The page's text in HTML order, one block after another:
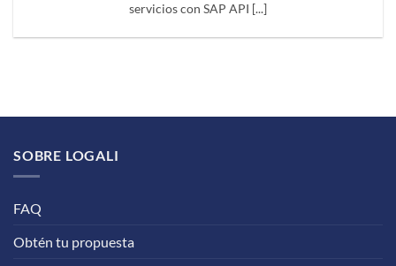
servicios con SAP API [...]
SOBRE LOGALI
FAQ
Obtén tu propuesta